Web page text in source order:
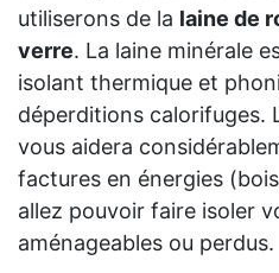
utiliserons de la laine de
verre. La laine minérale
isolant thermique et
déperditions calorifuges.
vous aidera
factures en énergies
allez pouvoir faire isoler
aménageables ou perdus.